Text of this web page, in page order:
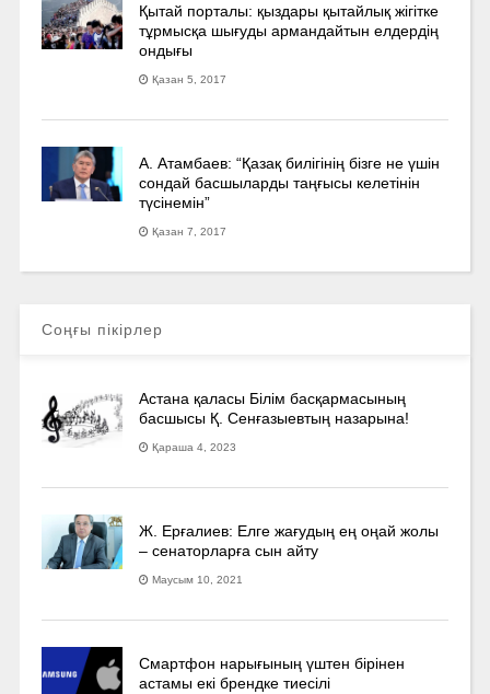
Қытай порталы: қыздары қытайлық жігітке
тұрмысқа шығуды армандайтын елдердің
ондығы
Қазан 5, 2017
А. Атамбаев: “Қазақ билігінің бізге не үшін
сондай басшыларды таңғысы келетінін
түсінемін”
Қазан 7, 2017
Соңғы пікірлер
Астана қаласы Білім басқармасының
басшысы Қ. Сенғазыевтың назарына!
Қараша 4, 2023
Ж. Ерғалиев: Елге жағудың ең оңай жолы
– сенаторларға сын айту
Маусым 10, 2021
Смартфон нарығының үштен бірінен
астамы екі брендке тиесілі